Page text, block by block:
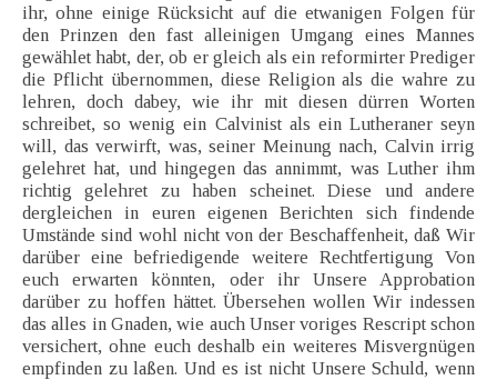
ihr, ohne einige Rücksicht auf die etwanigen Folgen für
den Prinzen den fast alleinigen Umgang eines Mannes
gewählet habt, der, ob er gleich als ein reformirter Prediger
die Pflicht übernommen, diese Religion als die wahre zu
lehren, doch dabey, wie ihr mit diesen dürren Worten
schreibet, so wenig ein Calvinist als ein Lutheraner seyn
will, das verwirft, was, seiner Meinung nach, Calvin irrig
gelehret hat, und hingegen das annimmt, was Luther ihm
richtig gelehret zu haben scheinet. Diese und andere
dergleichen in euren eigenen Berichten sich findende
Umstände sind wohl nicht von der Beschaffenheit, daß Wir
darüber eine befriedigende weitere Rechtfertigung Von
euch erwarten könnten, oder ihr Unsere Approbation
darüber zu hoffen hättet. Übersehen wollen Wir indessen
das alles in Gnaden, wie auch Unser voriges Rescript schon
versichert, ohne euch deshalb ein weiteres Misvergnügen
empfinden zu laßen. Und es ist nicht Unsere Schuld, wenn